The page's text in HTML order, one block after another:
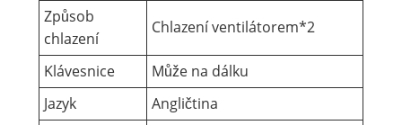
Způsob
chlazení
Chlazení ventilátorem*2
Klávesnice
Může na dálku
Jazyk
Angličtina